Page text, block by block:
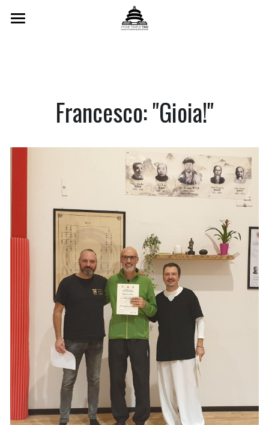
Corsi Settimanali
Testimonianze
Calendario
Eventi
Contatti
Video Didattici
Galleria
Trailer & Songs
Francesco: "Gioia!"